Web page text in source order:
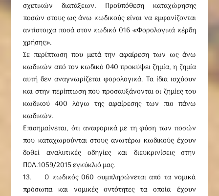
σχετικών διατάξεων. Προϋπόθεση καταχώρησης
ποσών στους ως άνω κωδικούς είναι να εμφανίζονται
αντίστοιχα ποσά στον κωδικό 016 «Φορολογικά κέρδη
χρήσης».
Σε περίπτωση που μετά την αφαίρεση των ως άνω
κωδικών από τον κωδικό 040 προκύψει ζημία, η ζημία
αυτή δεν αναγνωρίζεται φορολογικά. Τα ίδια ισχύουν
και στην περίπτωση που προσαυξάνονται οι ζημίες του
κωδικού 400 λόγω της αφαίρεσης των πιο πάνω
κωδικών.
Επισημαίνεται, ότι αναφορικά με τη φύση των ποσών
που καταχωρούνται στους ανωτέρω κωδικούς έχουν
δοθεί αναλυτικές οδηγίες και διευκρινίσεις στην
ΠΟΛ.1059/2015 εγκύκλιό μας.
13. Ο κωδικός 060 συμπληρώνεται από τα νομικά
πρόσωπα και νομικές οντότητες τα οποία έχουν